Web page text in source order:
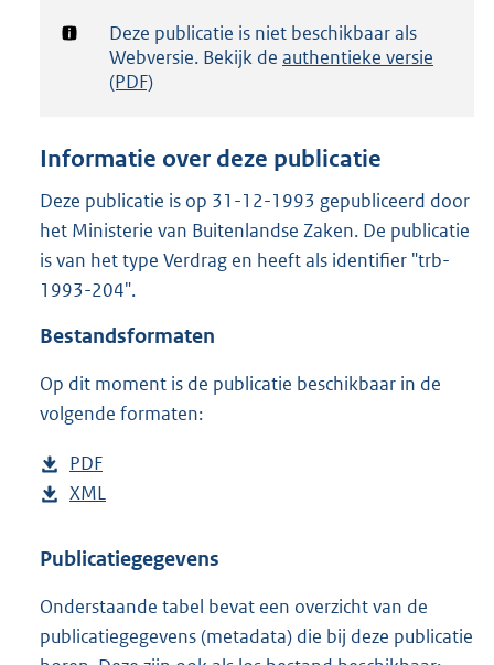
d
g
t
e
:
6
Notificatie:
Deze publicatie is niet beschikbaar als
Webversie. Bekijk de authentieke versie
(PDF)
Informatie over deze publicatie
Deze publicatie is op 31-12-1993 gepubliceerd door
het Ministerie van Buitenlandse Zaken. De publicatie
is van het type Verdrag en heeft als identifier "trb-
1993-204".
Bestandsformaten
Op dit moment is de publicatie beschikbaar in de
volgende formaten:
D
o
n
o
a
PDF
e
t
n
d
D
w
l
o
XML
s
a
n
Publicatiegegevens
Onderstaande tabel bevat een overzicht van de
publicatiegegevens (metadata) die bij deze publicatie